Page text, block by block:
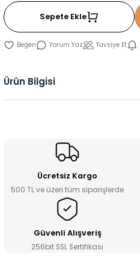
Sepete Ekle
Yorum Yaz Tavsiye Et
Ürün Bilgisi
Ücretsiz Kargo
500 TL ve üzeri tüm siparişlerde
Güvenli Alışveriş
256bit SSL Sertifikası